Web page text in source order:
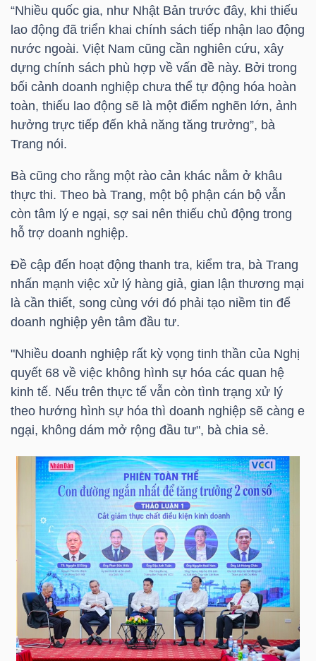
“Nhiều quốc gia, như Nhật Bản trước đây, khi thiếu
lao động đã triển khai chính sách tiếp nhận lao động
nước ngoài. Việt Nam cũng cần nghiên cứu, xây
dựng chính sách phù hợp về vấn đề này. Bởi trong
bối cảnh doanh nghiệp chưa thể tự động hóa hoàn
toàn, thiếu lao động sẽ là một điểm nghẽn lớn, ảnh
hưởng trực tiếp đến khả năng tăng trưởng”, bà
Trang nói.
Bà cũng cho rằng một rào cản khác nằm ở khâu
thực thi. Theo bà Trang, một bộ phận cán bộ vẫn
còn tâm lý e ngại, sợ sai nên thiếu chủ động trong
hỗ trợ doanh nghiệp.
Đề cập đến hoạt động thanh tra, kiểm tra, bà Trang
nhấn mạnh việc xử lý hàng giả, gian lận thương mại
là cần thiết, song cùng với đó phải tạo niềm tin để
doanh nghiệp yên tâm đầu tư.
"Nhiều doanh nghiệp rất kỳ vọng tinh thần của Nghị
quyết 68 về việc không hình sự hóa các quan hệ
kinh tế. Nếu trên thực tế vẫn còn tình trạng xử lý
theo hướng hình sự hóa thì doanh nghiệp sẽ càng e
ngại, không dám mở rộng đầu tư", bà chia sẻ.
ĐÔNG
DƯƠNG
TÀI
CHÍNH
CÁ
NHÂN
PHÂN
TÍCH
VIETSTOCKFINANCE
MÔ
NGÀNH
DOANH
NGHIỆP
CỔ
PHIẾU